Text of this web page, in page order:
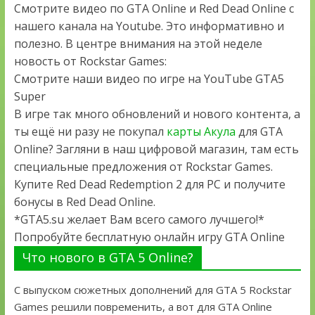
Смотрите видео по GTA Online и Red Dead Online с
нашего канала на Youtube. Это информативно и
полезно. В центре внимания на этой неделе
новость от Rockstar Games:
Смотрите наши видео по игре на YouTube GTA5
Super
В игре так много обновлений и нового контента, а
ты ещё ни разу не покупал карты Акула для GTA
Online? Загляни в наш цифровой магазин, там есть
специальные предложения от Rockstar Games.
Купите Red Dead Redemption 2 для PC и получите
бонусы в Red Dead Online.
*GTA5.su желает Вам всего самого лучшего!*
Попробуйте бесплатную онлайн игру GTA Online
Что нового в GTA 5 Online?
С выпуском сюжетных дополнений для GTA 5 Rockstar
Games решили повременить, а вот для GTA Online